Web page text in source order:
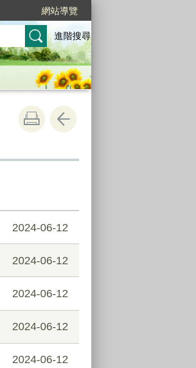
網站導覽
進階搜尋
2024-06-12
2024-06-12
2024-06-12
2024-06-12
2024-06-12